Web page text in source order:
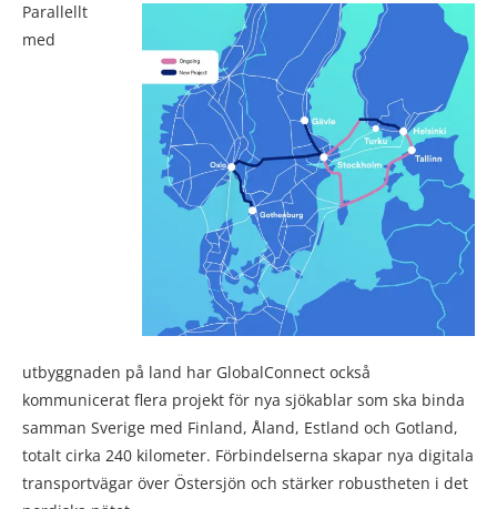
Parallellt
med
utbyggnaden på land har GlobalConnect också
kommunicerat flera projekt för nya sjökablar som ska binda
samman Sverige med Finland, Åland, Estland och Gotland,
totalt cirka 240 kilometer. Förbindelserna skapar nya digitala
transportvägar över Östersjön och stärker robustheten i det